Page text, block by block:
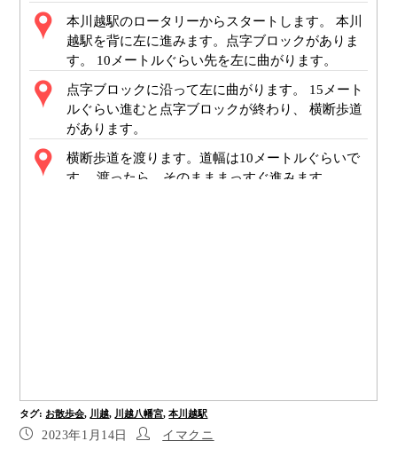
本川越駅のロータリーからスタートします。 本川
越駅を背に左に進みます。点字ブロックがありま
す。 10メートルぐらい先を左に曲がります。
点字ブロックに沿って左に曲がります。 15メート
ルぐらい進むと点字ブロックが終わり、 横断歩道
があります。
横断歩道を渡ります。道幅は10メートルぐらいで
す。 渡ったら、そのまままっすぐ進みます。
にくい道です。 100メートルぐらい直進します。
左右にお店が並ぶ商店街です。 人が歩きやすい道
タグ: お散歩会, 川越, 川越八幡宮, 本川越駅
2023年1月14日
イマクニ